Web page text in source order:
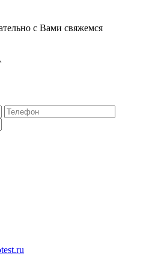
с Вами свяжемся